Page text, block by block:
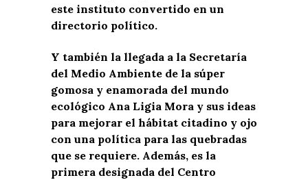
este instituto convertido en un
directorio político.
Y también la llegada a la Secretaría
del Medio Ambiente de la súper
gomosa y enamorada del mundo
ecológico Ana Ligia Mora y sus ideas
para mejorar el hábitat citadino y ojo
con una política para las quebradas
que se requiere. Además, es la
primera designada del Centro